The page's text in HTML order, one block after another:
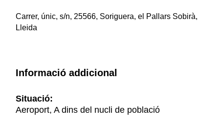
Carrer, únic, s/n, 25566, Soriguera, el Pallars Sobirà,
Lleida
Informació addicional
Situació:
Aeroport, A dins del nucli de població